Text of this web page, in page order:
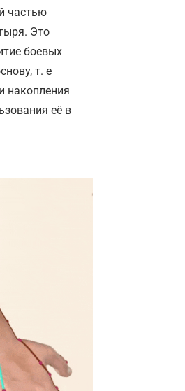
частью
Это
боевых
т. е
накопления
её в